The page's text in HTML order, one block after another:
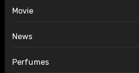
Movie
News
Perfumes